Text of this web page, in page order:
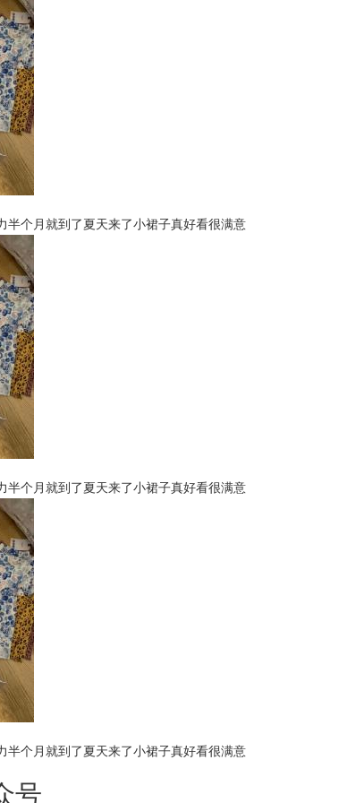
半个月就到了夏天来了小裙子真好看很满意
半个月就到了夏天来了小裙子真好看很满意
半个月就到了夏天来了小裙子真好看很满意
号